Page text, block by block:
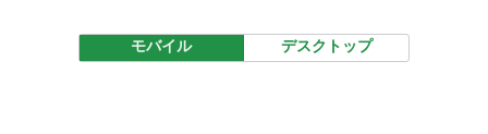
モバイル デスクトップ